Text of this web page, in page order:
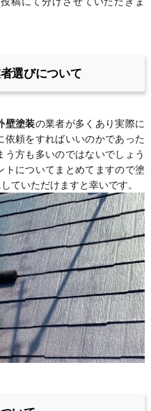
選びについて
壁塗装の業者が多くあり実際に
頼をすればいいのかであった
方も多いのではないでしょう
についてまとめてますので塗
ていただけますと幸いです。